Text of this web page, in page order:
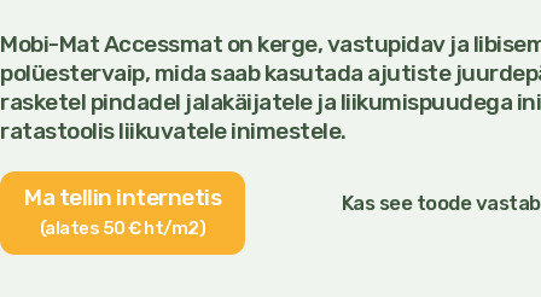
Mobi-Mat Accessmat on kerge, vastupidav ja
polüestervaip, mida saab kasutada ajutiste
rasketel pindadel jalakäijatele ja liikumispuudega
ratastoolis liikuvatele inimestele.
Ma tellin internetis
(alates 50 € ht/m2)
Kas see toode